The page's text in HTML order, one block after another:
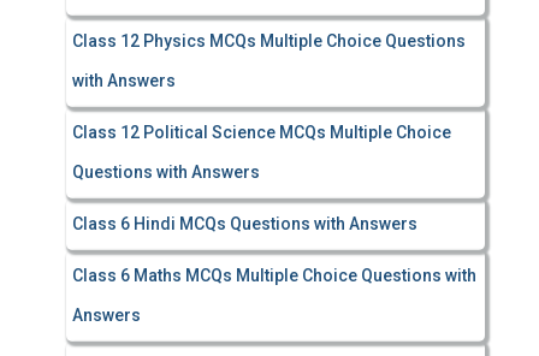
Class 12 Physics MCQs Multiple Choice Questions
with Answers
Class 12 Political Science MCQs Multiple Choice
Questions with Answers
Class 6 Hindi MCQs Questions with Answers
Class 6 Maths MCQs Multiple Choice Questions with
Answers